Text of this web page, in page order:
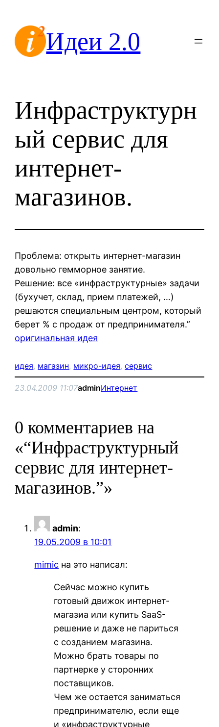
содержимомуИдеи 2.0
Инфраструктурн
ый сервис для
интернет-
магазинов.
Проблема: открыть интернет-магазин
довольно гемморное занятие.
Решение: все «инфраструктурные» задачи
(бухучет, склад, прием платежей, …)
решаются специальным центром, который
берет % с продаж от предпринимателя.”
оригинальная идея
идея, магазин, микро-идея, сервис
23.04.2009 11:07adminИнтернет
0 комментариев на
«“Инфраструктурный
сервис для интернет-
магазинов.”»
admin:
19.05.2009 в 10:01
mimic на это написал:
Сейчас можно купить
готовый движок интернет-
магазиа или купить SaaS-
решение и даже не париться
с созданием магазина.
Можно брать товары по
партнерке у сторонних
поставщиков.
Чем же остается заниматься
предпринимателю, если еще
и «инфраструктурные